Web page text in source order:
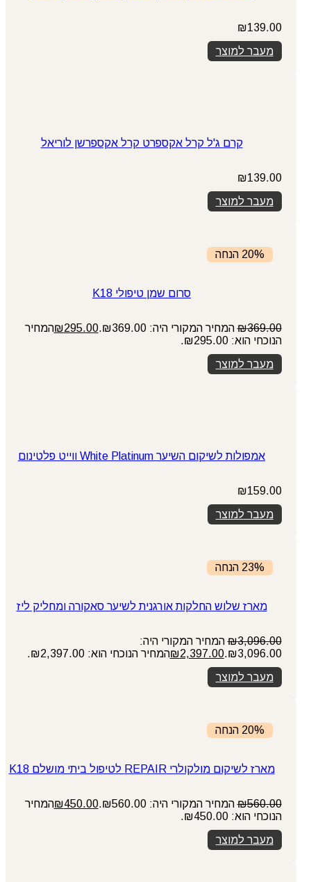
₪139.00
מעבר למוצר
קרם ג'ל קרל אקספרט קרל אקספרשן לוריאל
₪139.00
מעבר למוצר
20% הנחה
סרום שמן טיפולי K18
₪369.00 המחיר המקורי היה: ₪369.00. ₪295.00
המחיר
הנוכחי הוא: ₪295.00.
מעבר למוצר
אמפולות לשיקום השיער White Platinum ווייט פלטינום
₪159.00
מעבר למוצר
23% הנחה
מארז שלוש החלקות אורגנית לשיער סאקורה ומחליק ליז
₪3,096.00
המחיר המקורי היה:
₪3,096.00.
₪2,397.00
המחיר הנוכחי הוא: ₪2,397.00.
מעבר למוצר
20% הנחה
מארז לשיקום מולקולרי REPAIR לטיפול ביתי מושלם K18
₪560.00 המחיר המקורי היה: ₪560.00. ₪450.00
המחיר
הנוכחי הוא: ₪450.00.
מעבר למוצר